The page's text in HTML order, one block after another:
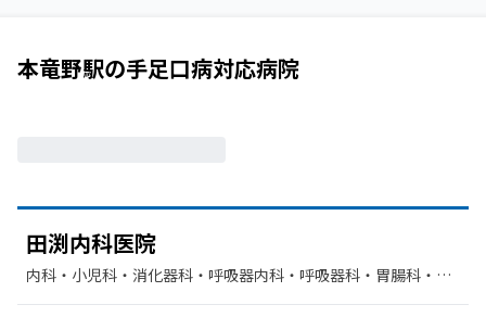
本竜野駅の手足口病対応病院
田渕内科医院
内科・​小児科・​消化器科・​呼吸器内科・​呼吸器科・​胃腸科・​循